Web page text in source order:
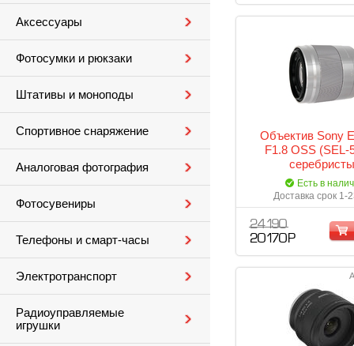
Аксессуары
Фотосумки и рюкзаки
Штативы и моноподы
Спортивное снаряжение
Аналоговая фотография
Фотосувениры
Телефоны и смарт-часы
Электротранспорт
Радиоуправляемые
игрушки
Объектив Sony
F1.8 OSS (SEL-
Есть в
Доставка срок 1-
24 190
20 170 Р